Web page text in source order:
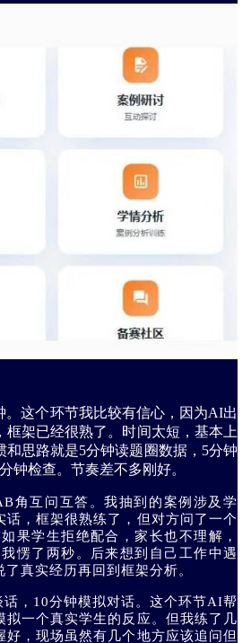
。这个环节我比较有信心，因为AI出
框架已经很熟了。时间太短，基本上
和思路就是5分钟读题圈数据，5分钟
钟检查。节奏差不多刚好。
角互问互答。我抽到的案例涉及学
话，框架很熟练了，但对方问了一个
果学生拒绝配合，家长也不理解，
愣了两秒。后来想到自己工作中遇
真实经历再回到框架分析。
话，10分钟模拟对话。这个环节AI帮
一个真实学生的反应。但我练了几
好，现场虽然有几个地方应该追问但